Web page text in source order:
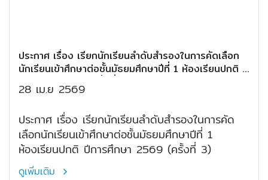
ประกาศ เรื่อง เรียกนักเรียนลำดับสำรองในการคัดเลือก
นักเรียนเข้าศึกษาต่อชั้นมัธยมศึกษาปีที่ 1 ห้องเรียนปกติ ปี
การศึกษา 2569 (ครั้งที่ 3)
28 เม.ย 2569
ประกาศ เรื่อง เรียกนักเรียนลำดับสำรองในการคัด
เลือกนักเรียนเข้าศึกษาต่อชั้นมัธยมศึกษาปีที่ 1
ห้องเรียนปกติ ปีการศึกษา 2569 (ครั้งที่ 3)
ดูเพิ่มเติม